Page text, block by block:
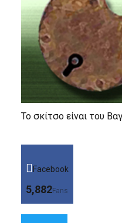
Το σκίτσο είναι του
Facebook
5,882Fans